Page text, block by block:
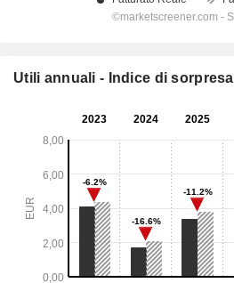
Utili annuali - Indice di sorpresa